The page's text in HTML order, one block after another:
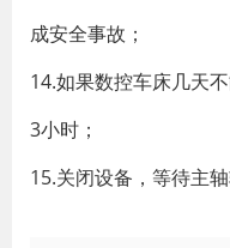
成安全事故；
14.如果数控车床几天
3小时；
15.关闭设备，等待主